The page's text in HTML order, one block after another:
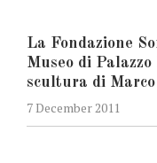
La Fondazione
Museo di
scultura di
7 December 2011